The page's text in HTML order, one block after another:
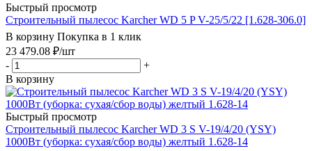
Быстрый просмотр
Строительный пылесос Karcher WD 5 P V-25/5/22 [1.628-306.0]
В корзину Покупка в 1 клик
23 479.08 ₽/шт
-
+
В корзину
Быстрый просмотр
Строительный пылесос Karcher WD 3 S V-19/4/20 (YSY)
1000Вт (уборка: сухая/сбор воды) желтый 1.628-14